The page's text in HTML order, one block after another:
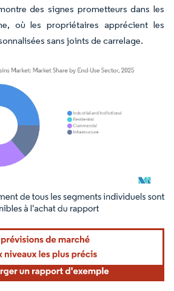
des signes prometteurs dans les
où les propriétaires apprécient les
sans joints de carrelage.
La réutilisation nécessite une attribution sous CC BY